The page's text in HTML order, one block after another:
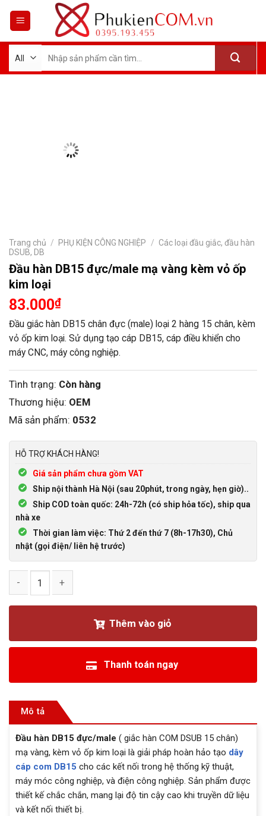
kiếm:
Trang chủ / PHỤ KIỆN CÔNG NGHIỆP / Các loại đầu giắc, đầu hàn
DSUB, DB
Đầu hàn DB15 đực/male mạ vàng kèm vỏ ốp
kim loại
83.000₫
Đầu giắc hàn DB15 chân đực (male) loại 2 hàng 15 chân, kèm
vỏ ốp kim loại. Sử dụng tạo cáp DB15, cáp điều khiển cho
máy CNC, máy công nghiệp.
Tình trạng: Còn hàng
Thương hiệu: OEM
Mã sản phẩm: 0532
HỖ TRỢ KHÁCH HÀNG!
Giá sản phẩm chưa gồm VAT
Ship nội thành Hà Nội (sau 20phút, trong ngày, hẹn giờ)..
Ship COD toàn quốc: 24h-72h (có ship hỏa tốc), ship qua
nhà xe
Thời gian làm việc: Thứ 2 đến thứ 7 (8h-17h30), Chủ
nhật (gọi điện/ liên hệ trước)
Thêm vào giỏ
Thanh toán ngay
Mô tả
Đầu hàn DB15 đực/male ( giắc hàn COM DSUB 15 chân)
mạ vàng, kèm vỏ ốp kim loại là giải pháp hoàn hảo tạo dây
cáp com DB15 cho các kết nối trong hệ thống kỹ thuật,
máy móc công nghiệp, và điện công nghiệp. Sản phẩm được
thiết kế chắc chắn, mang lại độ tin cậy cao khi truyền dữ liệu
và kết nối thiết bị.